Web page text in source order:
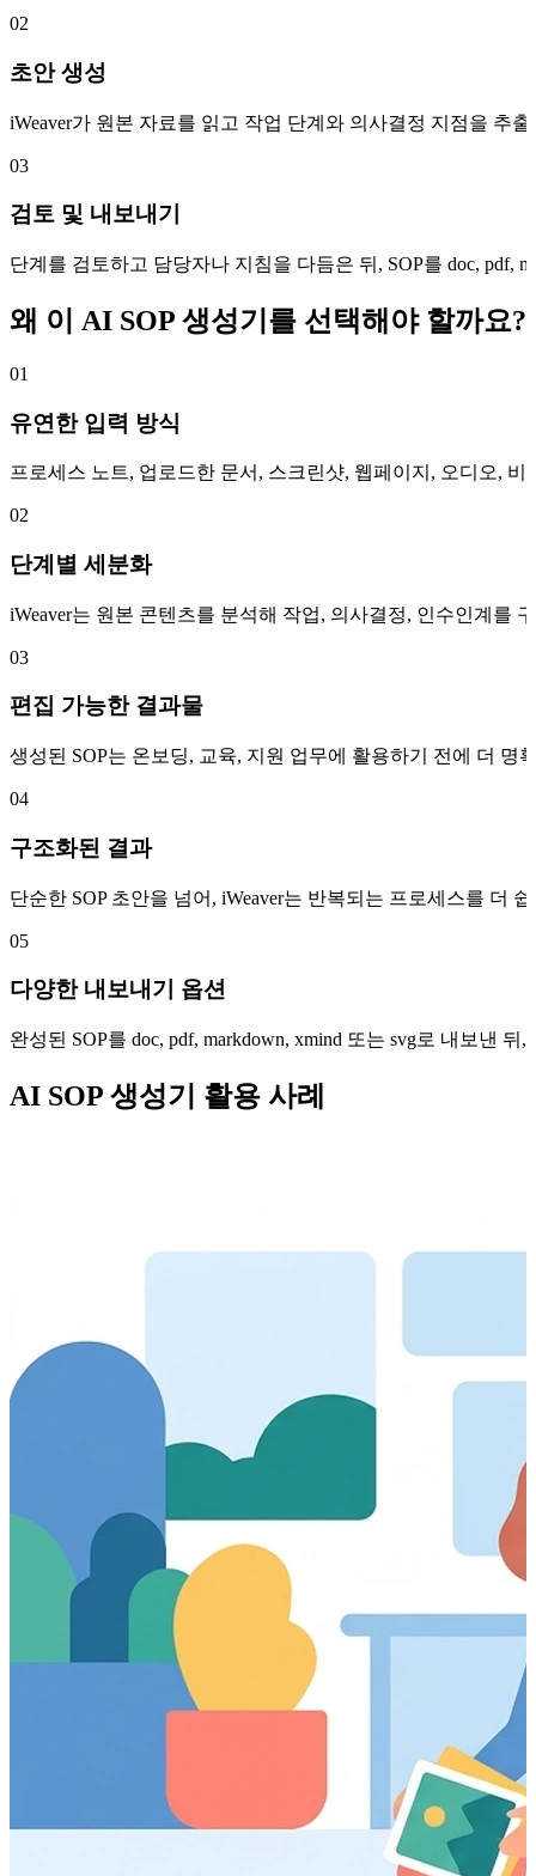
02
초안 생성
iWeaver가 원본 자료를 읽고 작업 단계와 의사결정 지점을 추
03
검토 및 내보내기
단계를 검토하고 담당자나 지침을 다듬은 뒤, SOP를 doc, pdf,
왜 이 AI SOP 생성기를 선택해야 할까요?
01
유연한 입력 방식
프로세스 노트, 업로드한 문서, 스크린샷, 웹페이지, 오디오,
02
단계별 세분화
iWeaver는 원본 콘텐츠를 분석해 작업, 의사결정, 인수인계를
03
편집 가능한 결과물
생성된 SOP는 온보딩, 교육, 지원 업무에 활용하기 전에 더
04
구조화된 결과
단순한 SOP 초안을 넘어, iWeaver는 반복되는 프로세스를 더
05
다양한 내보내기 옵션
완성된 SOP를 doc, pdf, markdown, xmind 또는 svg로 내보낸
AI SOP 생성기 활용 사례